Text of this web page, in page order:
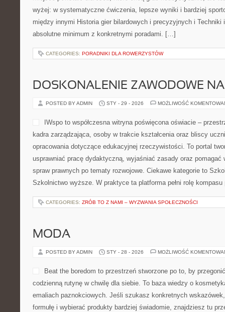
wyżej: w systematyczne ćwiczenia, lepsze wyniki i bardziej
między innymi Historia gier bilardowych i precyzyjnych i Techniki
absolutne minimum z konkretnymi poradami. […]
CATEGORIES: PORADNIKI DLA ROWERZYSTÓW
DOSKONALENIE ZAWODOWE
POSTED BY ADMIN STY - 29 - 2026 MOŻLIWOŚĆ
IWspo to współczesna witryna poświęcona oświacie –
kadra zarządzająca, osoby w trakcie kształcenia oraz bliscy
opracowania dotyczące edukacyjnej rzeczywistości. To portal
usprawniać pracę dydaktyczną, wyjaśniać zasady oraz pomagać
spraw prawnych po tematy rozwojowe. Ciekawe kategorie to
Szkolnictwo wyższe. W praktyce ta platforma pełni rolę
CATEGORIES: ZRÓB TO Z NAMI – WYZWANIA SPOŁECZNOŚCI
MODA
POSTED BY ADMIN STY - 28 - 2026 MOŻLIWOŚĆ
Beat the boredom to przestrzeń stworzone po to, by
codzienną rutynę w chwilę dla siebie. To baza wiedzy o
emaliach paznokciowych. Jeśli szukasz konkretnych
formułę i wybierać produkty bardziej świadomie, znajdziesz tu